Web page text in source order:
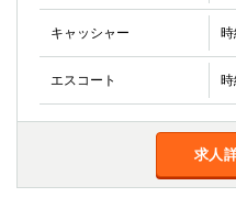
キャッシャー
エスコート
求人